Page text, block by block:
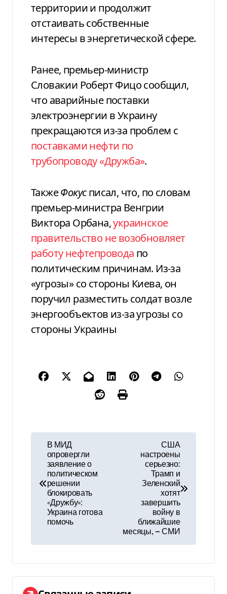
территории и продолжит
отстаивать собственные
интересы в энергетической сфере.
Ранее, премьер-министр
Словакии Роберт Фицо сообщил,
что аварийные поставки
электроэнергии в Украину
прекращаются из-за проблем с
поставками нефти по
трубопроводу «Дружба».
ТакжеФокусписал, что, по словам
премьер-министра Венгрии
Виктора Орбана,украинское
правительство не возобновляет
работу нефтепровода по
политическим причинам. Из-за
«угрозы» со стороны Киева, он
поручил разместить солдат возле
энергообъектов из-за угрозы со
стороны Украины
в
а
ц
и
В МИД
опровергли
заявление о
политическом
решении
блокировать
«Дружбу»:
Украина готова
помочь
США
настроены
серьезно:
Трамп и
Зеленский
хотят
завершить
войну в
ближайшие
месяцы, — СМИ